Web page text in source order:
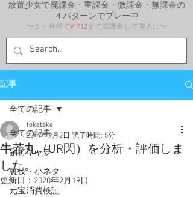
放置少女で廃課金・重課金・微課金・無課金の
４パターンでプレー中
〜１ヶ月半でVIP12まで廃課金して廃人に〜
記事
全ての記事
副将キャラ
裏技・小ネタ
元宝消費検証
全ての記事
牛若丸（UR閃）を分析・評価しま
した。
teketeke
2019年9月2日 読了時間: 5分
更新日： 2020年2月19日